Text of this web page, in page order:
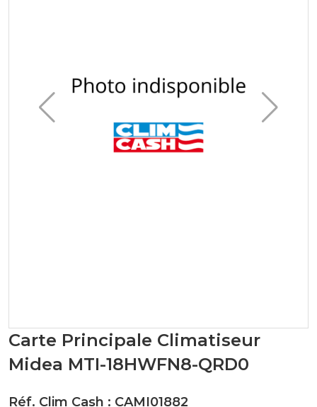
Carte Principale Climatiseur
Midea MTI-18HWFN8-QRD0
Réf. Clim Cash : CAMI01882